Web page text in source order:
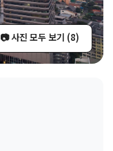
📷 사진 모두 보기 (8)